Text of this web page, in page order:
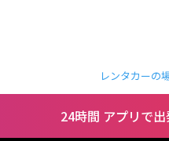
レンタカーの
24時間 アプリで